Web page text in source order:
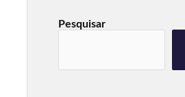
Pesquisar